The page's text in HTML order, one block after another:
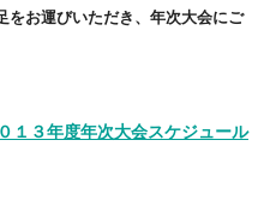
をお運びいただき、年次大会にご
１３年度年次大会スケジュール